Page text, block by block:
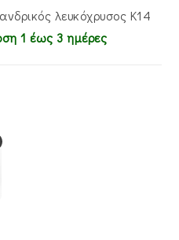
€860.00.λευκόχρυσος Κ14
1 έως 3 ημέρες